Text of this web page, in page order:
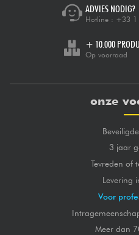
ADVIES NODIG?
Hotline : +33 1
+ 10.000
Op voorraad
onze
3 jaar
Tevreden of
Levering
Voor
Meer dan